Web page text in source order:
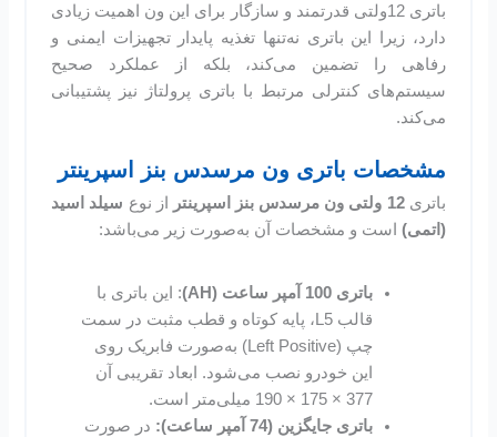
باتری 12ولتی قدرتمند و سازگار برای این ون اهمیت زیادی
دارد، زیرا این باتری نه‌تنها تغذیه پایدار تجهیزات ایمنی و
رفاهی را تضمین می‌کند، بلکه از عملکرد صحیح
سیستم‌های کنترلی مرتبط با باتری پرولتاژ نیز پشتیبانی
می‌کند.
مشخصات باتری ون مرسدس بنز اسپرینتر
باتری12 ولتی ون مرسدس بنز اسپرینتر از نوع سیلد اسید
(اتمی) است و مشخصات آن به‌صورت زیر می‌باشد:
باتری 100 آمپر ساعت (AH)
: این باتری با
قالب L5، پایه کوتاه و قطب مثبت در سمت
چپ (Left Positive) به‌صورت فابریک روی
این خودرو نصب می‌شود. ابعاد تقریبی آن
377 × 175 × 190 میلی‌متر است.
باتری‌ جایگزین (74 آمپر ساعت):
در صورت